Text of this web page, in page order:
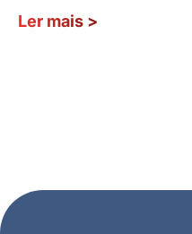
Ler mais >